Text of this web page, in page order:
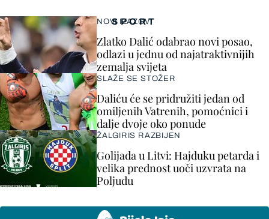
SPORT
NOVI IZAZOV
Zlatko Dalić odabrao novi posao,
odlazi u jednu od najatraktivnijih
zemalja svijeta
SLAŽE SE STOŽER
Daliću će se pridružiti jedan od
omiljenih Vatrenih, pomoćnici i
dalje dvoje oko ponude
ŽALGIRIS RAZBIJEN
Golijada u Litvi: Hajduku petarda i
velika prednost uoči uzvrata na
Poljudu